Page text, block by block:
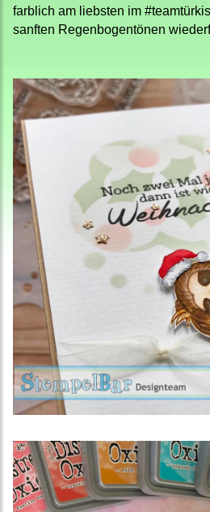
farblich am liebsten im
sanften Regenbogentönen